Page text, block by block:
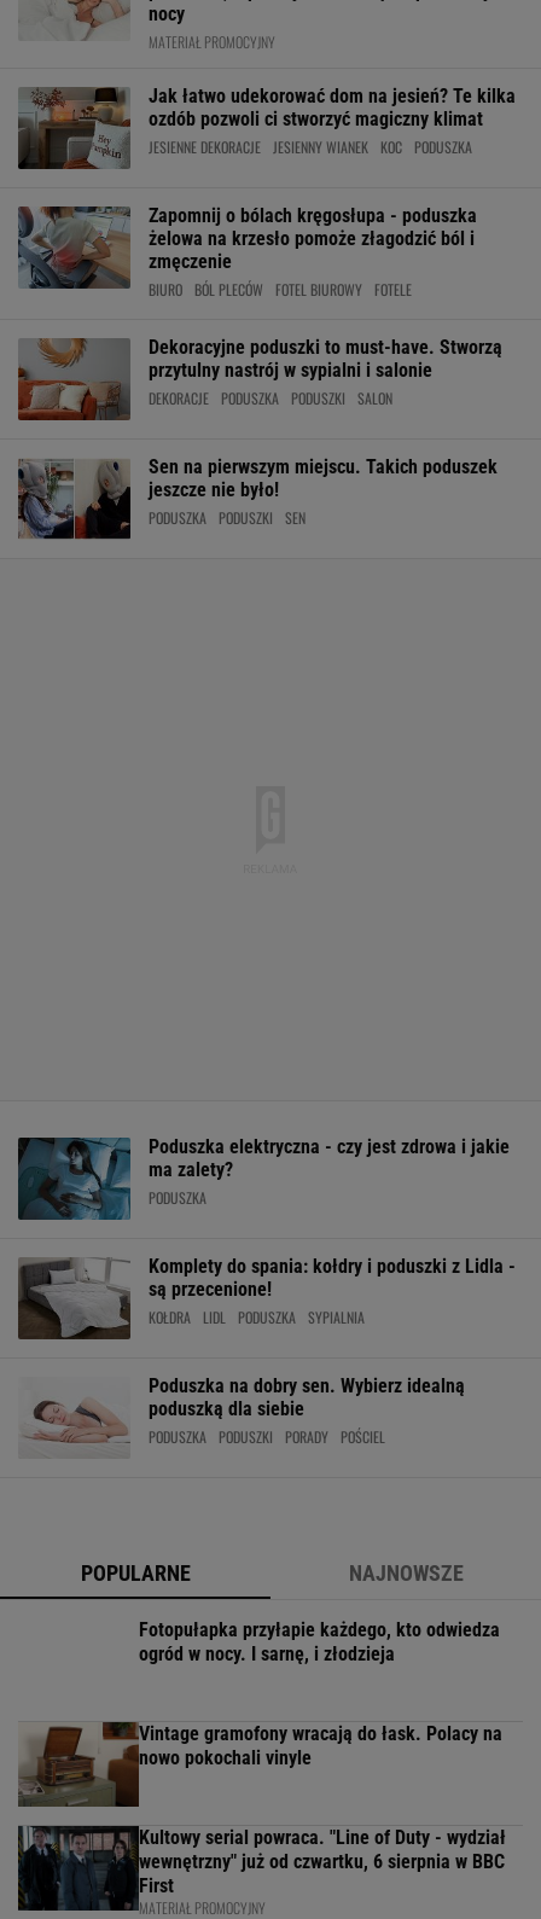
nocy
MATERIAŁ PROMOCYJNY
Jak łatwo udekorować dom na jesień? Te kilka
ozdób pozwoli ci stworzyć magiczny klimat
JESIENNE DEKORACJE JESIENNY WIANEK KOC PODUSZKA
Zapomnij o bólach kręgosłupa - poduszka
żelowa na krzesło pomoże złagodzić ból i
zmęczenie
BIURO BÓL PLECÓW FOTEL BIUROWY FOTELE
Dekoracyjne poduszki to must-have. Stworzą
przytulny nastrój w sypialni i salonie
DEKORACJE PODUSZKA PODUSZKI SALON
Sen na pierwszym miejscu. Takich poduszek
jeszcze nie było!
PODUSZKA PODUSZKI SEN
Poduszka elektryczna - czy jest zdrowa i jakie
ma zalety?
PODUSZKA
Komplety do spania: kołdry i poduszki z Lidla -
są przecenione!
KOŁDRA LIDL PODUSZKA SYPIALNIA
Poduszka na dobry sen. Wybierz idealną
poduszką dla siebie
PODUSZKA PODUSZKI PORADY POŚCIEL
POPULARNE NAJNOWSZE
Fotopułapka przyłapie każdego, kto odwiedza
ogród w nocy. I sarnę, i złodzieja
Vintage gramofony wracają do łask. Polacy na
nowo pokochali vinyle
Kultowy serial powraca. "Line of Duty - wydział
wewnętrzny" już od czwartku, 6 sierpnia w BBC
First
MATERIAŁ PROMOCYJNY